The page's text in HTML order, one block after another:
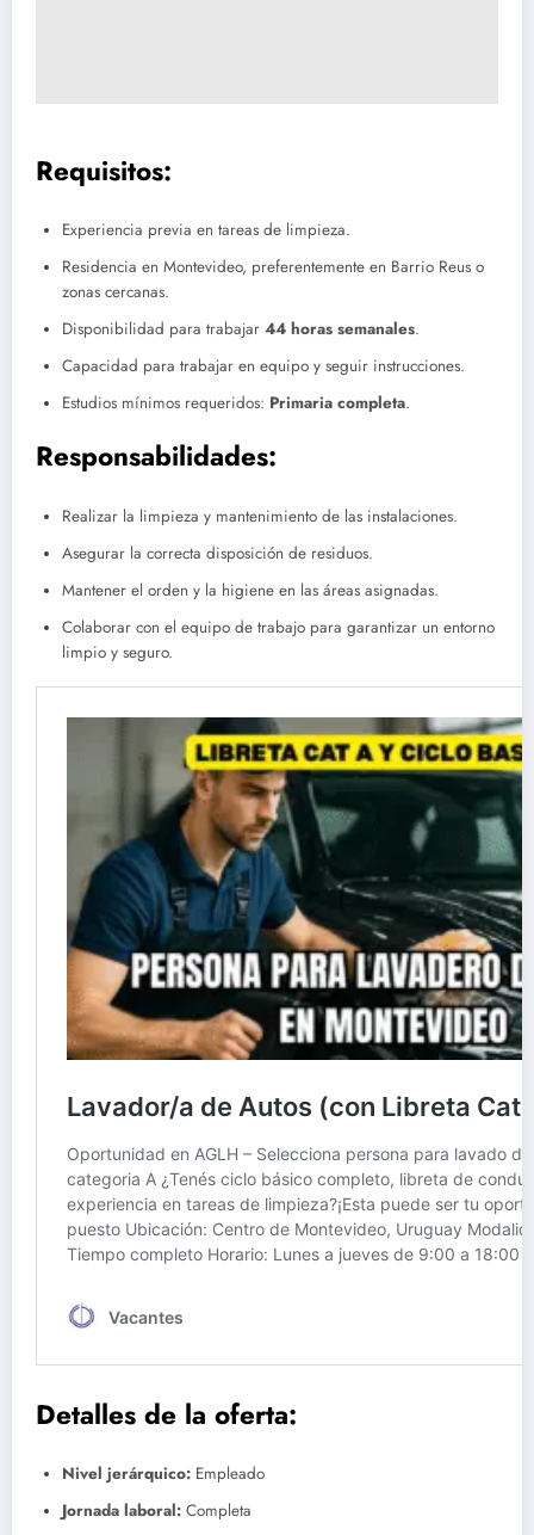
Requisitos:
Experiencia previa en tareas de limpieza.
Residencia en Montevideo, preferentemente en Barrio Reus o
zonas cercanas.
Disponibilidad para trabajar 44 horas semanales.
Capacidad para trabajar en equipo y seguir instrucciones.
Estudios mínimos requeridos: Primaria completa.
Responsabilidades:
Realizar la limpieza y mantenimiento de las instalaciones.
Asegurar la correcta disposición de residuos.
Mantener el orden y la higiene en las áreas asignadas.
Colaborar con el equipo de trabajo para garantizar un entorno
limpio y seguro.
Detalles de la oferta:
Nivel jerárquico: Empleado
Jornada laboral: Completa